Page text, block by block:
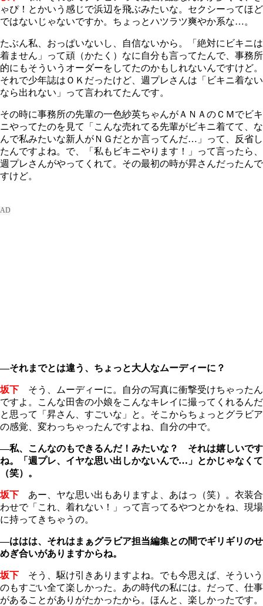
ゃぴ！とかいう感じで浜辺を飛ぶみたいな。セクシーってほど
ではないじゃないですか。ちょっとハツラツ爽やか系な…。
たぶん私、おっぱいないし、自信ないから。「絶対にビキニは
着ません」って頑（かたく）なに自分も言ってたんで、事務所
的にもそういうオーダーをしてたのかもしれないんですけど。
それで少年誌はＯＫだったけど、週プレさんは「ビキニ着ない
なら出れない」って言われてたんです。
その時に事務所の先輩の一色紗英ちゃんがＡＮＡのＣＭでビキ
ニやってたのを見て「こんな売れてる先輩がビキニ着てて、な
んで私みたいな新人がＮＧだとか言ってんだ…」って、反省し
たんですよね。で、「私もビキニやります！」って言ったら、
週プレさんがやってくれて。その最初の時が昇さんだったんで
すけど。
―それまでとは違う、ちょっと大人なムーディーに？
坂下 そう、ムーディーに。自分の写真に衝撃受けちゃったん
ですよ。こんな田舎の小娘をこんなキレイに撮ってくれるんだ
と思って「昇さん、すごいな」と。そこからちょっとグラビア
の感覚、変わっちゃったんですよね、自分の中で。
―私、こんなのもできるんだ！みたいな？ それは嬉しいです
ね。「週プレ、イヤな思い出しかないんで…」とかじゃなくて
（笑）。
坂下 あー、ヤな思い出もありますよ、あはっ（笑）。衣装合
わせで「これ、着れない！」って言ってるやつとかをね、現場
に持ってきちゃうの。
―ははは、それはまぁグラビア担当編集との間でギリギリのせ
めぎ合いがありますからね。
坂下 そう、駆け引きありますよね。でも今思えば、そういう
のもすごい全て楽しかった。あの時代の私には。だって、仕事
があることがありがたかったから。ほんと、楽しかったです。